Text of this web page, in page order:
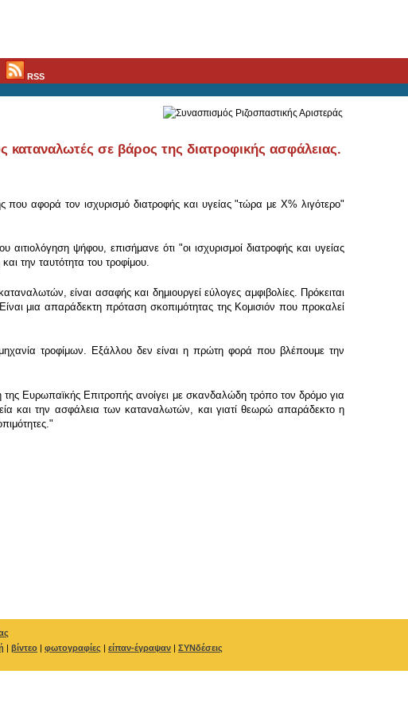
RSS
σε βάρος της διατροφικής ασφάλειας.
αφορά τον ισχυρισμό διατροφής και υγείας "τώρα με Χ% λιγότερο"
ψήφου, επισήμανε ότι "οι ισχυρισμοί διατροφής και υγείας
την ταυτότητα του τροφίμου.
είναι ασαφής και δημιουργεί εύλογες αμφιβολίες. Πρόκειται
μια απαράδεκτη πρόταση σκοπιμότητας της Κομισιόν που προκαλεί
τροφίμων. Εξάλλου δεν είναι η πρώτη φορά που βλέπουμε την
Ευρωπαϊκής Επιτροπής ανοίγει με σκανδαλώδη τρόπο τον δρόμο για
και την ασφάλεια των καταναλωτών, και γιατί θεωρώ απαράδεκτο η
| βίντεο | φωτογραφίες | είπαν-έγραψαν | ΣΥΝδέσεις